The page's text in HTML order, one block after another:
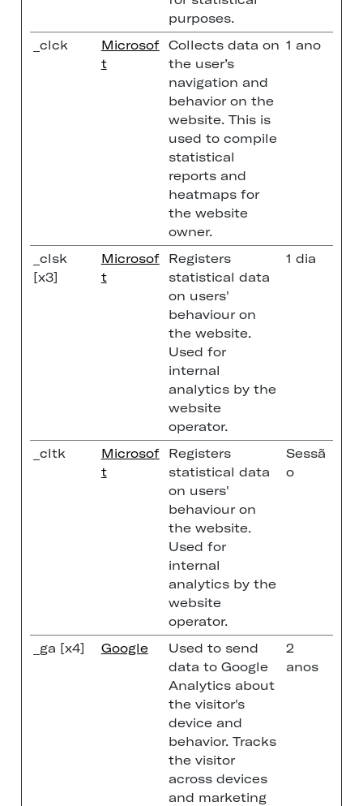
purposes.
_clck
Microsof
t
Collects data on
the user’s
navigation and
behavior on the
website. This is
used to compile
statistical
reports and
heatmaps for
the website
owner.
1 ano
_clsk
[x3]
Microsof
t
Registers
statistical data
on users'
behaviour on
the website.
Used for
internal
analytics by the
website
operator.
1 dia
_cltk
Microsof
t
Registers
statistical data
on users'
behaviour on
the website.
Used for
internal
analytics by the
website
operator.
Sessã
o
_ga [x4] Google
Used to send
data to Google
Analytics about
the visitor's
device and
behavior. Tracks
the visitor
across devices
and marketing
2
anos